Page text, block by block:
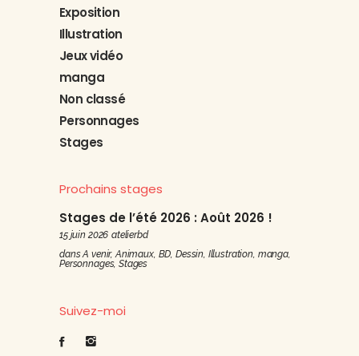
Exposition
Illustration
Jeux vidéo
manga
Non classé
Personnages
Stages
Prochains stages
Stages de l’été 2026 : Août 2026 !
15 juin 2026 atelierbd
dans A venir, Animaux, BD Dessin Illustration manga,
Personnages,Stages
Suivez-moi